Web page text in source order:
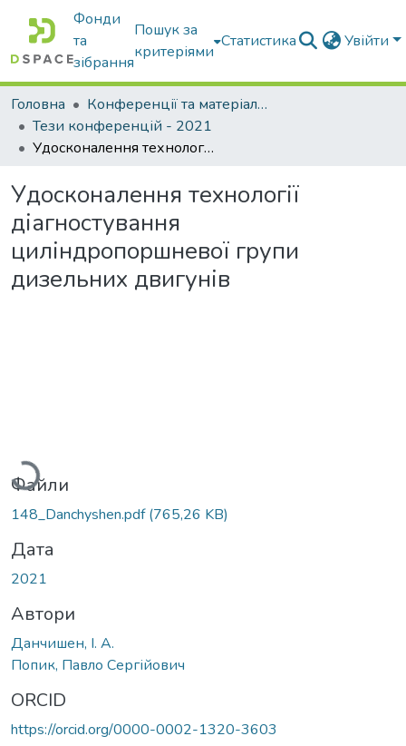
Фонди
та
зібрання
Пошук за
критеріями
Статистика Увійти
Головна
Конференції та матеріали конференцій
Тези конференцій - 2021
Удосконалення технології діагностування циліндропоршневої групи дизельних двигунів
Удосконалення технології
діагностування
циліндропоршневої групи
дизельних двигунів
Вантажиться...
Файли
148_Danchyshen.pdf(765,26 KB)
Дата
2021
Автори
Данчишен, І. А.
Попик, Павло Сергійович
ORCID
https://orcid.org/0000-0002-1320-3603